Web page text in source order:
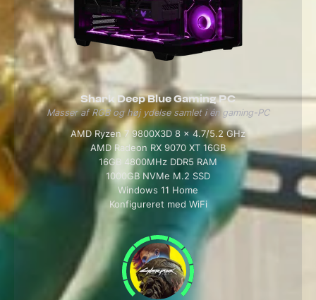
Shark Deep Blue Gaming PC
Masser af RGB og høj ydelse samlet i én gaming-PC
AMD Ryzen 7 9800X3D 8 x 4.7/5.2 GHz
AMD Radeon RX 9070 XT 16GB
16GB 4800MHz DDR5 RAM
1000GB NVMe M.2 SSD
Windows 11 Home
Konfigureret med WiFi